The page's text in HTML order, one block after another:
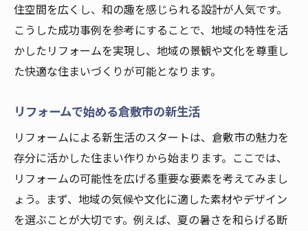
住空間を広くし、和の趣を感じられる設計が人気です。
こうした成功事例を参考にすることで、地域の特性を活
かしたリフォームを実現し、地域の景観や文化を尊重し
た快適な住まいづくりが可能となります。
リフォームで始める倉敷市の新生活
リフォームによる新生活のスタートは、倉敷市の魅力を
存分に活かした住まい作りから始まります。ここでは、
リフォームの可能性を広げる重要な要素を考えてみまし
ょう。まず、地域の気候や文化に適した素材やデザイン
を選ぶことが大切です。例えば、夏の暑さを和らげる断